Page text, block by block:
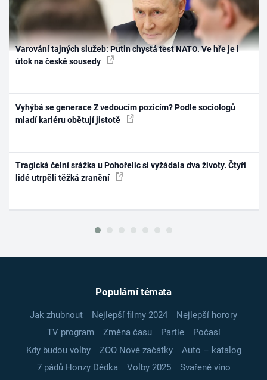
Varování tajných služeb: Putin chystá test NATO. Ve hře je i
útok na české sousedy
Vyhýbá se generace Z vedoucím pozicím? Podle sociologů
mladí kariéru obětují jistotě
Tragická čelní srážka u Pohořelic si vyžádala dva životy. Čtyři
lidé utrpěli těžká zranění
Populární témata
Jak zhubnout Nejlepší filmy 2024
Nejlepší horory
TV program
Změna času Partie
Počasí
Kdy budou volby
ZOO Nové začátky
Auto – katalog
7 pádů Honzy Dědka
Volby 2025
Svařené víno